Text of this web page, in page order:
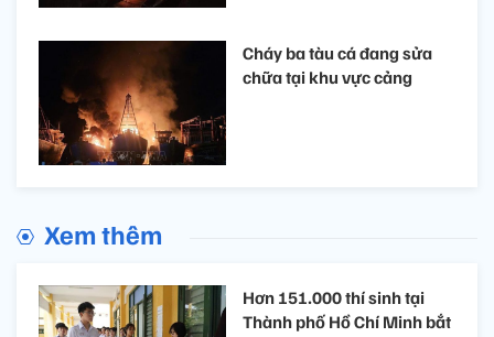
Cháy ba tàu cá đang sửa
chữa tại khu vực cảng
Xem thêm
Hơn 151.000 thí sinh tại
Thành phố Hồ Chí Minh bắt